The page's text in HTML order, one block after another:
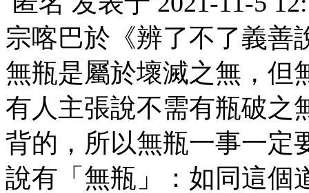
宗喀巴於《辨了不了義善
無瓶是屬於壞滅之無，但
有人主張說不需有瓶破之
背的，所以無瓶一事一定
說有「無瓶」：如同這個